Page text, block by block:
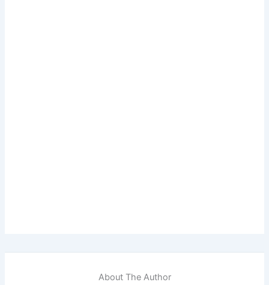
About The Author